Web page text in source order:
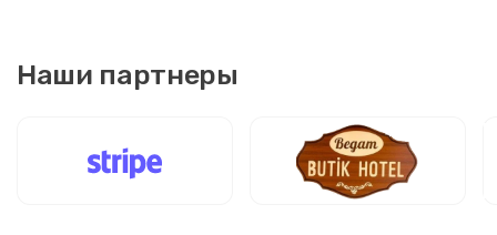
Наши партнеры